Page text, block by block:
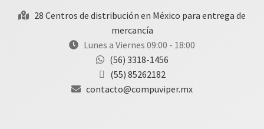
28 Centros de distribución en México para entrega de
mercancía
Lunes a Viernes 09:00 - 18:00
(56) 3318-1456
(55) 85262182
contacto@compuviper.mx